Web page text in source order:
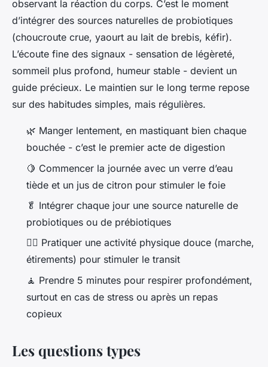
observant la réaction du corps. C’est le moment
d’intégrer des sources naturelles de probiotiques
(choucroute crue, yaourt au lait de brebis, kéfir).
L’écoute fine des signaux - sensation de légèreté,
sommeil plus profond, humeur stable - devient un
guide précieux. Le maintien sur le long terme repose
sur des habitudes simples, mais régulières.
🌿 Manger lentement, en mastiquant bien chaque
bouchée - c’est le premier acte de digestion
🍋 Commencer la journée avec un verre d’eau
tiède et un jus de citron pour stimuler le foie
🥬 Intégrer chaque jour une source naturelle de
probiotiques ou de prébiotiques
🚶‍♀️ Pratiquer une activité physique douce (marche,
étirements) pour stimuler le transit
🧘 Prendre 5 minutes pour respirer profondément,
surtout en cas de stress ou après un repas
copieux
Les questions types